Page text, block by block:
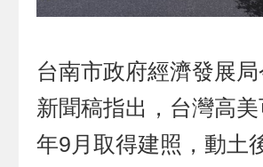
台南市政府經濟發展
新聞稿指出，台灣高
年9月取得建照，動土